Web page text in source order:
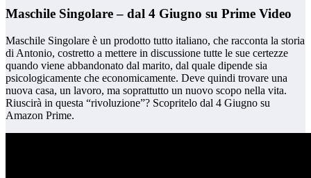
Maschile Singolare – dal 4 Giugno su Prime Video
Maschile Singolare è un prodotto tutto italiano, che racconta la storia
di Antonio, costretto a mettere in discussione tutte le sue certezze
quando viene abbandonato dal marito, dal quale dipende sia
psicologicamente che economicamente. Deve quindi trovare una
nuova casa, un lavoro, ma soprattutto un nuovo scopo nella vita.
Riuscirà in questa “rivoluzione”? Scopritelo dal 4 Giugno su
Amazon Prime.